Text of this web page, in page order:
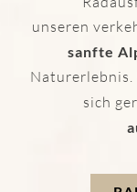
unseren
sanfte
Naturerlebnis.
sich